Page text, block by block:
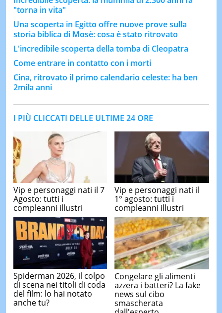
"torna in vita"
Una scoperta in Egitto offre nuove prove sulla
storia biblica di Mosè: cosa è stato ritrovato
L'incredibile scoperta della tomba di Cleopatra
Come entrare in contatto con i morti
Cina, ritrovato il primo calendario celeste: ha ben
2mila anni
I PIÙ CLICCATI DELLE ULTIME 24 ORE
Vip e personaggi nati il 7
Agosto: tutti i
compleanni illustri
Vip e personaggi nati il
1° agosto: tutti i
compleanni illustri
Spiderman 2026, il colpo
di scena nei titoli di coda
del film: lo hai notato
anche tu?
Congelare gli alimenti
azzera i batteri? La fake
news sul cibo
smascherata